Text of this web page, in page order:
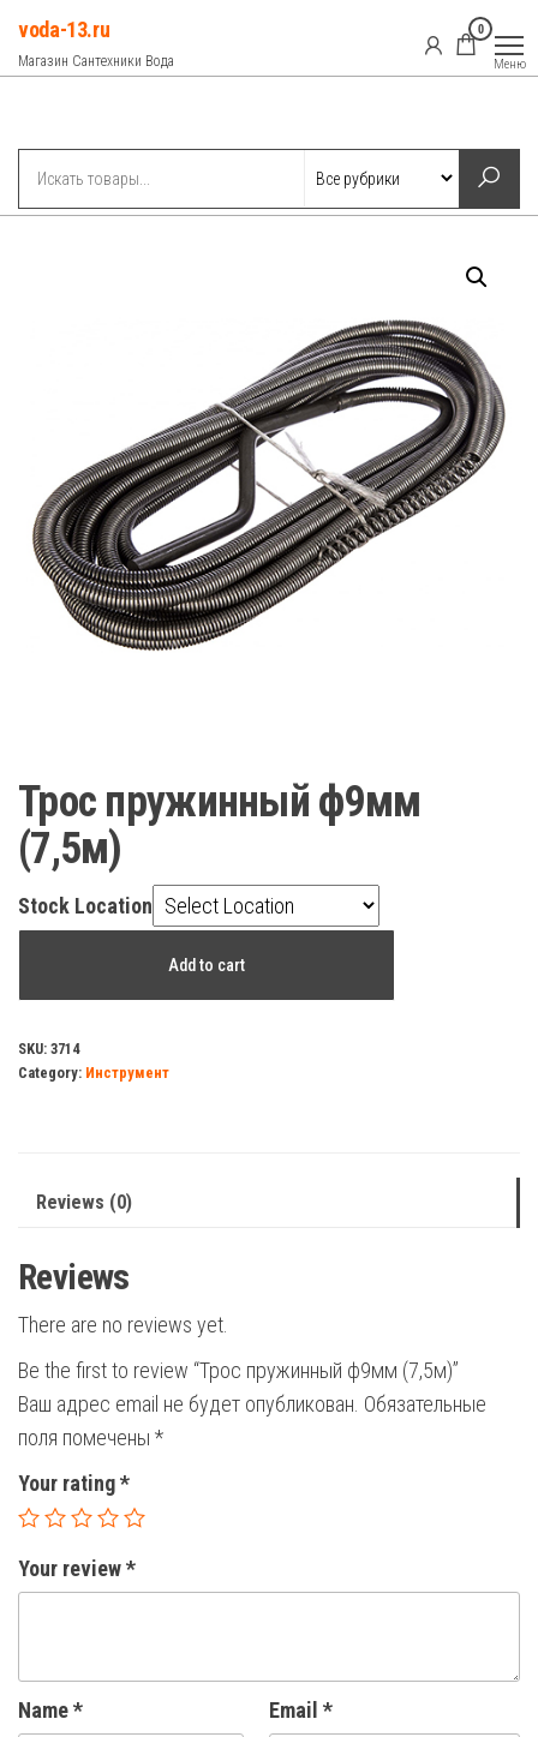
Перейти
содержимому
voda-13.ru
Магазин Сантехники Вода
0
Меню
Трос пружинный ф9мм
(7,5м)
Stock Location
(7,5м)
quantity
Add to cart
SKU: 3714
Category: Инструмент
Reviews (0)
Reviews
There are no reviews yet.
Be the first to review “Трос пружинный ф9мм (7,5м)”
Ваш адрес email не будет опубликован. Обязательные
поля помечены *
Your rating*
Your review*
Name* Email *